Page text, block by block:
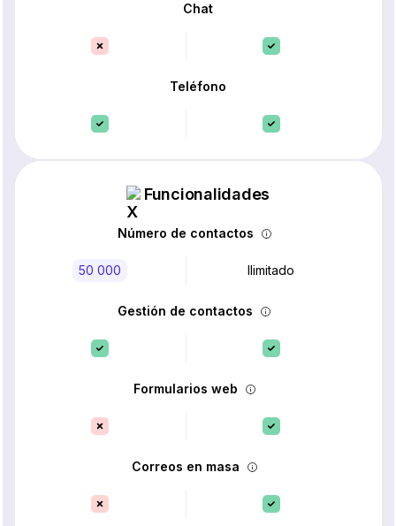
Chat
Teléfono
Funcionalidades
Número de contactos
50 000 Ilimitado
Gestión de contactos
Formularios web
Correos en masa